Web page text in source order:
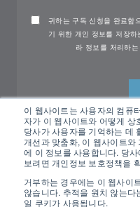
이 웹사이트는 사용자의 컴퓨
자가 이 웹사이트와 어떻게
당사가 사용자를 기억하는 데
개선과 맞춤화, 이 웹사이트
에 이 정보를 사용합니다. 당
보려면 개인정보 보호정책을
거부하는 경우에는 이 웹사이
않습니다. 추적을 원치 않는
일 쿠키가 사용됩니다.
귀하는 구독 신청을 완료함
기 위한 개인 정보를 저장하
라 정보를 처리하
All rights